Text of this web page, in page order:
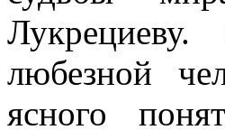
любезной
ясного